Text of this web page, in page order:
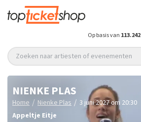
Op basis van 113.242
Zoeken naar artiesten of evenementen
NIENKE PLAS
Home / Nienke Plas / 3 juni 2027 om 20:30
Appeltje Eitje